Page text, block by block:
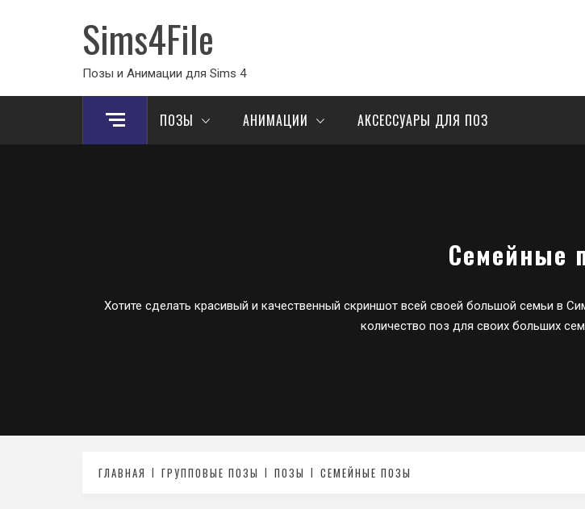
Sims4File
Позы и Анимации для Sims 4
ПОЗЫ АНИМАЦИИ АКСЕССУАРЫ ДЛЯ ПОЗ
Семейные
Хотите сделать красивый и качественный скриншот всей своей большой семьи в
количество поз для своих больших
ГЛАВНАЯ ГРУППОВЫЕ ПОЗЫ ПОЗЫ СЕМЕЙНЫЕ ПОЗЫ